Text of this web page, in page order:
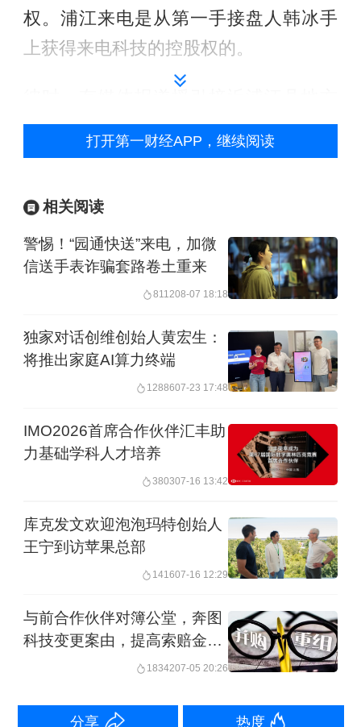
权。浦江来电是从第一手接盘人韩冰手
上获得来电科技的控股权的。
有关部门人士的消息称，为招商引资来
电科技，浦江县拿出了6个亿，后续目标
不过，天眼查信息显示，浦江国资背景
的浦江云享股权投资合伙企业（有限合
伙），占浦江来电约66.67%的股份。另
外约33.33%的持股人背后的投资人，也
均为浙江省国资背景。GP则是浙江省国
资委旗下的浙江省产投集团有限公司
司）。
12月，袁冰松将其持有的公司51%股权
转让给其朋友肖风池。肖风池持股仅半
年，又将这51%股权转让给自然人韩
冰。据记者了解，引入韩冰，是为筹划
来电科技上市，“因为韩冰在国有投资部
门工作过，熟悉资本运作”，来电科技一
名原高管曾向记者透露。公开资料显
打开第一财经APP，继续阅读
相关阅读
警惕！“园通快送”来电，加微
信送手表诈骗套路卷土重来
811208-07 18:18
独家对话创维创始人黄宏生：
将推出家庭AI算力终端
1288607-23 17:48
IMO2026首席合作伙伴汇丰助
力基础学科人才培养
380307-16 13:42
库克发文欢迎泡泡玛特创始人
王宁到访苹果总部
141607-16 12:29
与前合作伙伴对簿公堂，奔图
科技变更案由，提高索赔金额
1834207-05 20:26
分享 热度